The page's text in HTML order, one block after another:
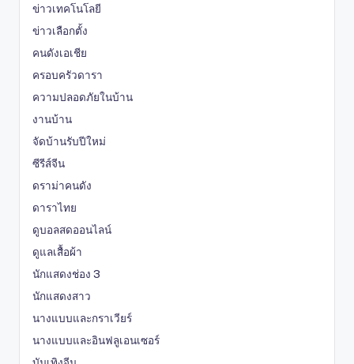
ข่าวเทคโนโลยี
ข่าวเลือกตั้ง
คนดังเอเชีย
ครอบครัวดารา
ความปลอดภัยในบ้าน
งานบ้าน
จัดบ้านรับปีใหม่
ซีรีส์จีน
ดราม่าคนดัง
ดาราไทย
ดูบอลสดออนไลน์
ดูแลเสื้อผ้า
นักแสดงช่อง 3
นักแสดงสาว
นางแบบและกราเวียร์
นางแบบและอินฟลูเอนเซอร์